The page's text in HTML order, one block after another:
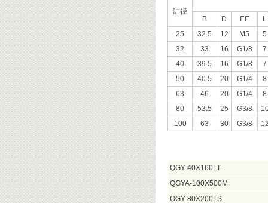
缸径
B
D EE
L
25
32.5 12 M5
5
32
33 16 G1/8
7
40
39.5 16 G1/8
7
50
40.5 20 G1/4
8
63
46 20 G1/4
8
80
53.5 25 G3/8
100
63 30 G3/8
QGY-40X160LT
QGYA-100X500M
QGY-80X200LS